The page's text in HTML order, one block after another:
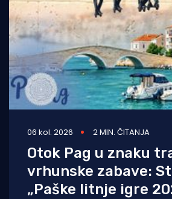
06 kol. 2026 2 MIN. ČITANJA
Otok Pag u znaku
vrhunske zabave:
„Paške litnje igre